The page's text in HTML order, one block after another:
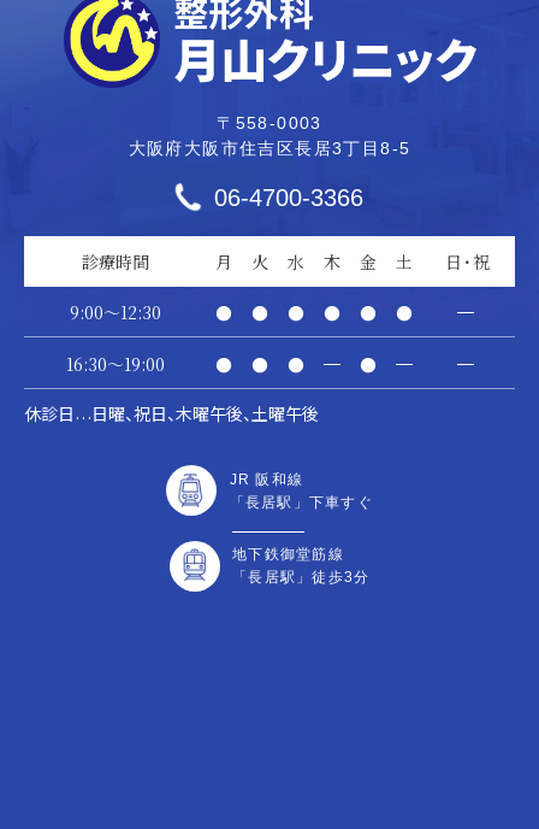
〒558-0003
大阪府大阪市住吉区長居3丁目8-5
06-4700-3366
診療時間 月 火 水 木 金 土 日・祝
9:00～12:30 ● ● ● ● ● ● ―
16:30～19:00 ● ● ● ― ● ― ―
休診日 …日曜、祝日、木曜午後、土曜午後
JR 阪和線
「長居駅」下車すぐ
地下鉄御堂筋線
「長居駅」徒歩3分